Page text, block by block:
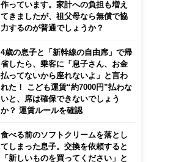
作っています。家計への負担も増え
てきましたが、祖父母なら無償で協
力するのが普通でしょうか？
4歳の息子と「新幹線の自由席」で帰
省したら、乗客に「息子さん、お金
払ってないから座れないよ」と言わ
れた！ こども運賃“約7000円”払わな
いと、席は確保できないでしょう
か？ 運賃ルールを確認
食べる前のソフトクリームを落とし
てしまった息子。交換を依頼すると
「新しいものを買ってください」と